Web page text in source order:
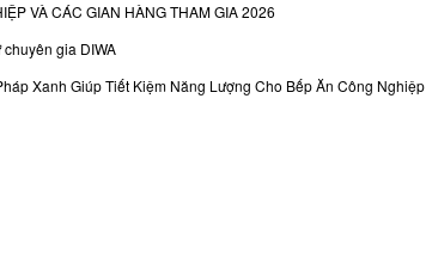
VÀ CÁC GIAN HÀNG THAM GIA 2026
gia DIWA
Xanh Giúp Tiết Kiệm Năng Lượng Cho Bếp Ăn Công Nghiệp